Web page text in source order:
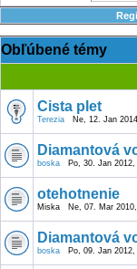
Obľúbené témy
Cista plet
Terezia Ne, 12. Jan
Diamantová
boska Po, 30. Jan 2012,
otehotnenie
Miska Ne, 07. Mar
Diamantová
boska Po, 09. Jan 2012,